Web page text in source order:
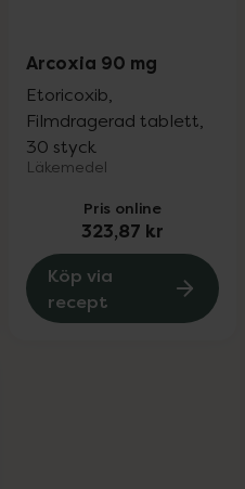
Arcoxia 90 mg
Etoricoxib,
Filmdragerad tablett,
30 styck
Läkemedel
Pris online
323,87 kr
Köp via
recept